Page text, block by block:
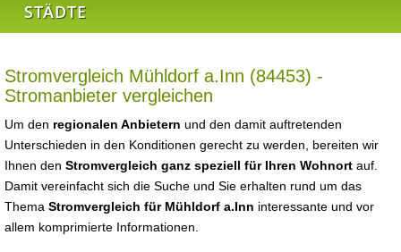
STÄDTE
Stromvergleich Mühldorf a.Inn (84453) -
Stromanbieter vergleichen
Um den regionalen Anbietern und den damit auftretenden
Unterschieden in den Konditionen gerecht zu werden, bereiten wir
Ihnen den Stromvergleich ganz speziell für Ihren Wohnort auf.
Damit vereinfacht sich die Suche und Sie erhalten rund um das
Thema Stromvergleich für Mühldorf a.Inn interessante und vor
allem komprimierte Informationen.